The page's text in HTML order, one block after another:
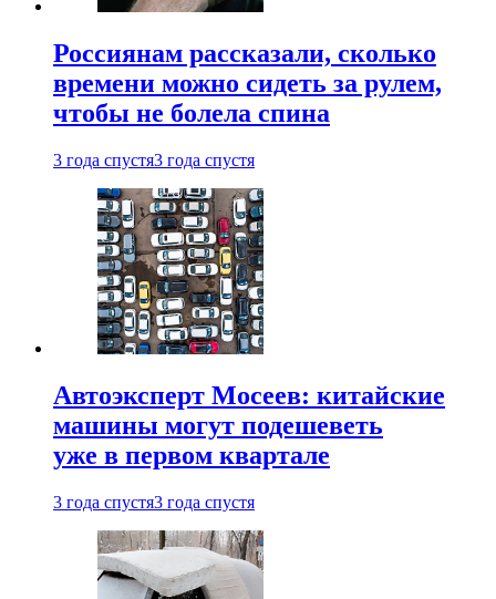
Россиянам рассказали, сколько
времени можно сидеть за рулем,
чтобы не болела спина
3 года спустя3 года спустя
Автоэксперт Мосеев: китайские
машины могут подешеветь
уже в первом квартале
3 года спустя3 года спустя